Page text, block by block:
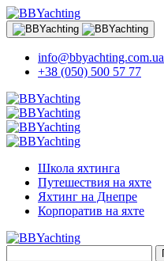
info@bbyachting.com.ua
+38 (050) 500 57 77
Школа яхтинга
Путешествия на яхте
Яхтинг на Днепре
Корпоратив на яхте